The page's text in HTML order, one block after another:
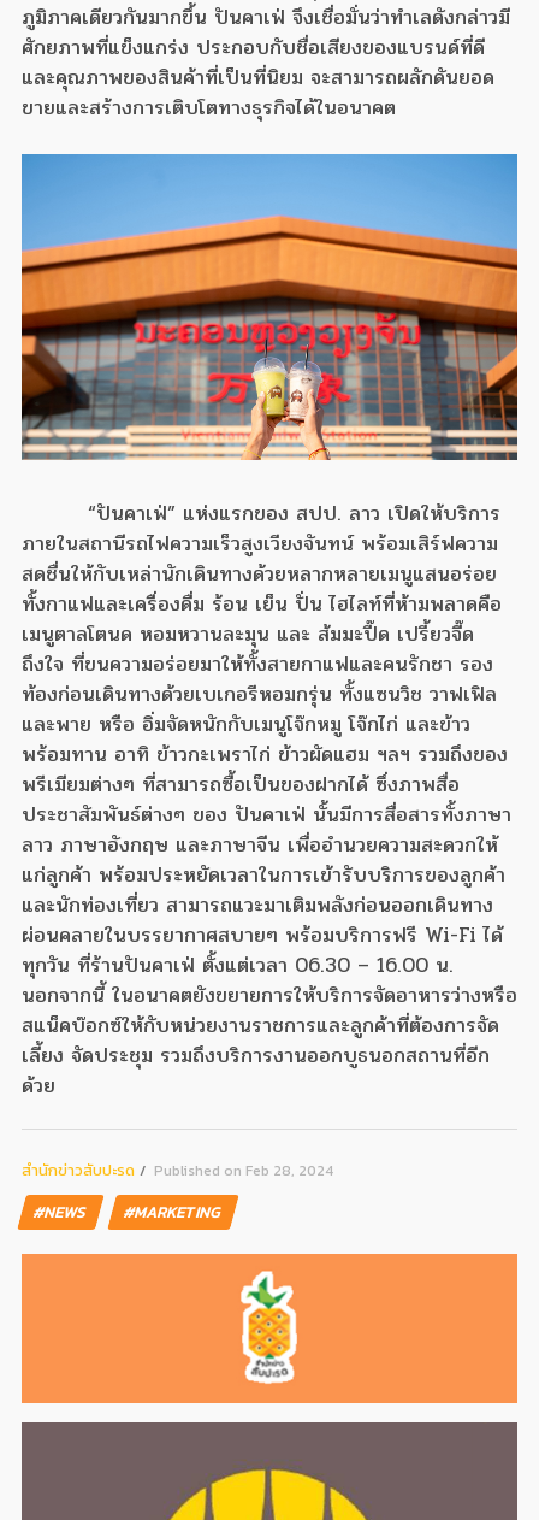
ภูมิภาคเดียวกันมากขึ้น ปันคาเฟ่ จึงเชื่อมั่นว่าทำเลดังกล่าวมี
ศักยภาพที่แข็งแกร่ง ประกอบกับชื่อเสียงของแบรนด์ที่ดี
และคุณภาพของสินค้าที่เป็นที่นิยม จะสามารถผลักดันยอด
ขายและสร้างการเติบโตทางธุรกิจได้ในอนาคต
“ปันคาเฟ่” แห่งแรกของ สปป. ลาว เปิดให้บริการ
ภายในสถานีรถไฟความเร็วสูงเวียงจันทน์ พร้อมเสิร์ฟความ
สดชื่นให้กับเหล่านักเดินทางด้วยหลากหลายเมนูแสนอร่อย
ทั้งกาแฟและเครื่องดื่ม ร้อน เย็น ปั่น ไฮไลท์ที่ห้ามพลาดคือ
เมนูตาลโตนด หอมหวานละมุน และ ส้มมะปี๊ด เปรี้ยวจี๊ด
ถึงใจ ที่ขนความอร่อยมาให้ทั้งสายกาแฟและคนรักชา รอง
ท้องก่อนเดินทางด้วยเบเกอรีหอมกรุ่น ทั้งแซนวิช วาฟเฟิล
และพาย หรือ อิ่มจัดหนักกับเมนูโจ๊กหมู โจ๊กไก่ และข้าว
พร้อมทาน อาทิ ข้าวกะเพราไก่ ข้าวผัดแฮม ฯลฯ รวมถึงของ
พรีเมียมต่างๆ ที่สามารถซื้อเป็นของฝากได้ ซึ่งภาพสื่อ
ประชาสัมพันธ์ต่างๆ ของ ปันคาเฟ่ นั้นมีการสื่อสารทั้งภาษา
ลาว ภาษาอังกฤษ และภาษาจีน เพื่ออำนวยความสะดวกให้
แก่ลูกค้า พร้อมประหยัดเวลาในการเข้ารับบริการของลูกค้า
และนักท่องเที่ยว สามารถแวะมาเติมพลังก่อนออกเดินทาง
ผ่อนคลายในบรรยากาศสบายๆ พร้อมบริการฟรี Wi-Fi ได้
ทุกวัน ที่ร้านปันคาเฟ่ ตั้งแต่เวลา 06.30 – 16.00 น.
นอกจากนี้ ในอนาคตยังขยายการให้บริการจัดอาหารว่างหรือ
สแน็คบ๊อกซ์ให้กับหน่วยงานราชการและลูกค้าที่ต้องการจัด
เลี้ยง จัดประชุม รวมถึงบริการงานออกบูธนอกสถานที่อีก
ด้วย
สํานักข่าวสับปะรด Published on Feb 28, 2024
#NEWS #MARKETING